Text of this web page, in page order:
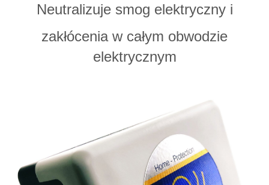
Neutralizuje smog elektryczny i
zakłócenia w całym obwodzie
elektrycznym